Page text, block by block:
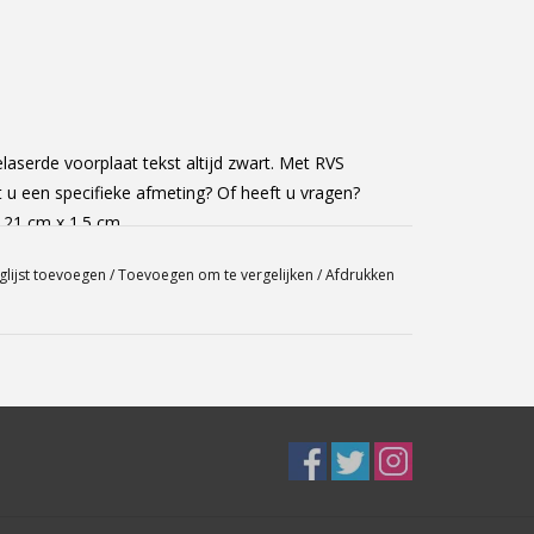
voorplaat tekst altijd zwart. Met RVS
een specifieke afmeting? Of heeft u vragen?
cm x 1.5 cm
toevoegen /Toevoegen om te vergelijken /Afdrukken